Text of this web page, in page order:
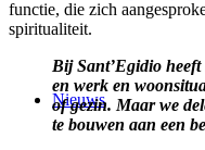
Nieuws
functie, die zich
spiritualiteit.
Bij Sant’Egidio
en werk en
of gezin. Maar we
te bouwen aan een